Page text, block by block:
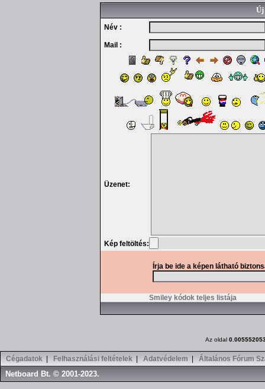
Új
Név :
Mail :
Üzenet:
Kép feltöltés:
Írja be ide a képen látható
Smiley kódok teljes listája
Az oldal
Cégadatok Felhasználási feltételek Adatvédelem Általános Fórum
Netboard Bt. © 2001-2023.